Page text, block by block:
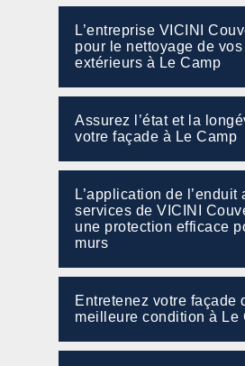
L’entreprise VICINI
pour le nettoyage de vos
extérieurs à Le Camp
Assurez l’état et la
votre façade à Le Camp
L’application de l’enduit
services de VICINI
une protection efficace
murs
Entretenez votre façade
meilleure condition à Le